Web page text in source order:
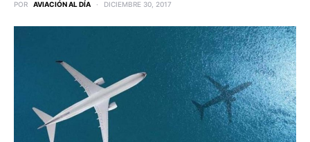
POR AVIACIÓN AL DÍA DICIEMBRE 30, 2017